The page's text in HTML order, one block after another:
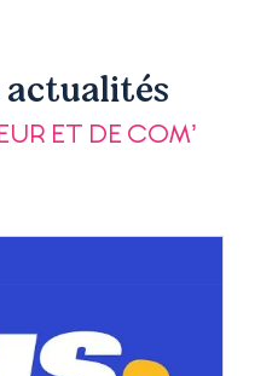
actualités
ET DE COM’